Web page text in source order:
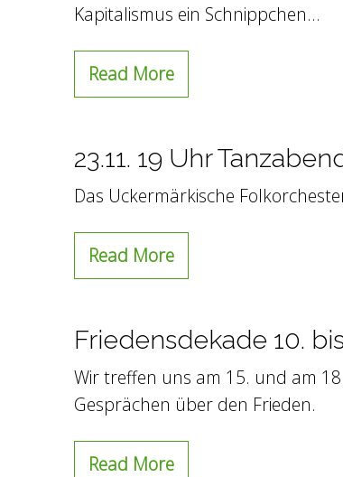
Kapitalismus ein Schnippchen…
Read More
23.11. 19 Uhr
Das Uckermärkische
Read More
Friedensdekade 10.
Wir treffen uns am 15. und am
Gesprächen über den Frieden.
Read More